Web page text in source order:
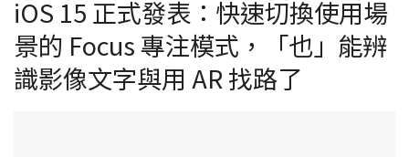
iOS 15 正式發表：快速切換使用場
景的 Focus 專注模式，「也」能辨
識影像文字與用 AR 找路了